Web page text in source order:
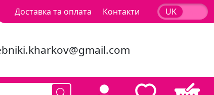
Доставка та оплата Контакти UK